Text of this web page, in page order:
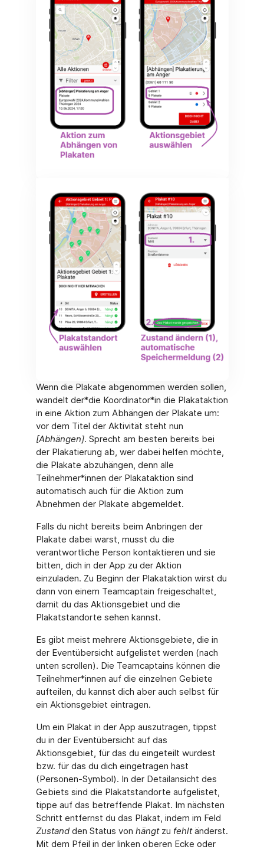
Wenn die Plakate abgenommen werden sollen,
wandelt der*die Koordinator*in die Plakataktion
in eine Aktion zum Abhängen der Plakate um:
vor dem Titel der Aktivität steht nun
[Abhängen]. Sprecht am besten bereits bei
der Plakatierung ab, wer dabei helfen möchte,
die Plakate abzuhängen, denn alle
Teilnehmer*innen der Plakataktion sind
automatisch auch für die Aktion zum
Abnehmen der Plakate abgemeldet.
Falls du nicht bereits beim Anbringen der
Plakate dabei warst, musst du die
verantwortliche Person kontaktieren und sie
bitten, dich in der App zu der Aktion
einzuladen. Zu Beginn der Plakataktion wirst du
dann von einem Teamcaptain freigeschaltet,
damit du das Aktionsgebiet und die
Plakatstandorte sehen kannst.
Es gibt meist mehrere Aktionsgebiete, die in
der Eventübersicht aufgelistet werden (nach
unten scrollen). Die Teamcaptains können die
Teilnehmer*innen auf die einzelnen Gebiete
aufteilen, du kannst dich aber auch selbst für
ein Aktionsgebiet eintragen.
Um ein Plakat in der App auszutragen, tippst
du in der Eventübersicht auf das
Aktionsgebiet, für das du eingeteilt wurdest
bzw. für das du dich eingetragen hast
(Personen-Symbol). In der Detailansicht des
Gebiets sind die Plakatstandorte aufgelistet,
tippe auf das betreffende Plakat. Im nächsten
Schritt entfernst du das Plakat, indem im Feld
Zustandden Status von hängtzu fehltänderst.
Mit dem Pfeil in der linken oberen Ecke oder